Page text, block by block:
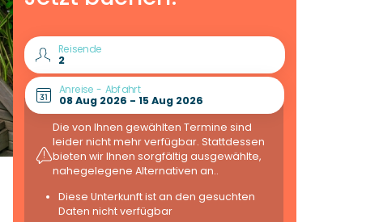
Reisende
Anreise - Abfahrt
Die von Ihnen gewählten Termine sind
leider nicht mehr verfügbar. Stattdessen
bieten wir Ihnen sorgfältig ausgewählte,
nahegelegene Alternativen an..
Diese Unterkunft ist an den gesuchten
Daten nicht verfügbar